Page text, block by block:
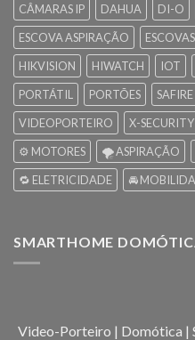
CÂMARAS IP
DAHUA DI-O
ESCOVA ASPIRAÇÃO
ESCOVAS
HIKVISION
HIWATCH IOT
PORTÁTIL
PORTÕES SAFIRE
VIDEOPORTEIRO
X-SECURITY
⚙️ MOTORES
🌪️ ASPIRAÇÃO
🔁 ELETRICIDADE
🚘
SMARTHOME
Video-Porteiro | Domótica |